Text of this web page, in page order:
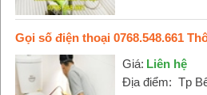
Gọi số điện thoại 0768.548.661
Giá: Liên hệ
Địa điểm: Tp